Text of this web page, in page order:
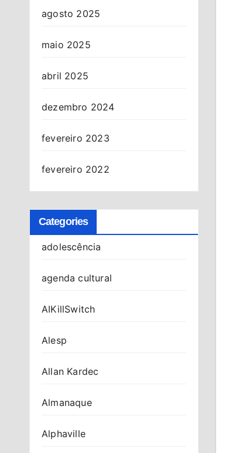
agosto 2025
maio 2025
abril 2025
dezembro 2024
fevereiro 2023
fevereiro 2022
Categories
adolescência
agenda cultural
AIKillSwitch
Alesp
Allan Kardec
Almanaque
Alphaville